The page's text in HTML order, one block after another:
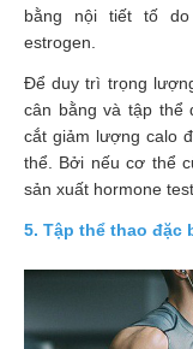
hay
thức
bệnh
Dược
sĩ
thuốc
Liên
bằng nội tiết tố do
estrogen.
Để duy trì trọng
cân bằng và tập thể
cắt giảm lượng calo
thể. Bởi nếu cơ thể
sản xuất hormone
5. Tập thể thao đặc